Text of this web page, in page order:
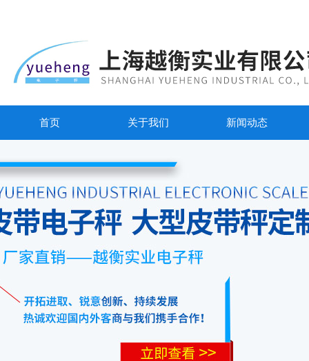
首页 关于我们 新闻动态